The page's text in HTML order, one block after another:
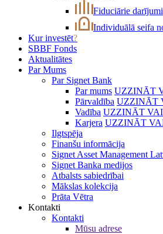
Fiduciārie darījumi
Individuālā seifa
Kur investēt?
SBBF Fonds
Aktualitātes
Par Mums
Par Signet Bank
Par mums UZZINĀT
Pārvaldība UZZINĀT
Vadība UZZINĀT
Karjera UZZINĀT
Ilgtspēja
Finanšu informācija
Signet Asset Management
Signet Banka medijos
Atbalsts sabiedrībai
Mākslas kolekcija
Prāta Vētra
Kontakti
Kontakti
Mūsu adrese